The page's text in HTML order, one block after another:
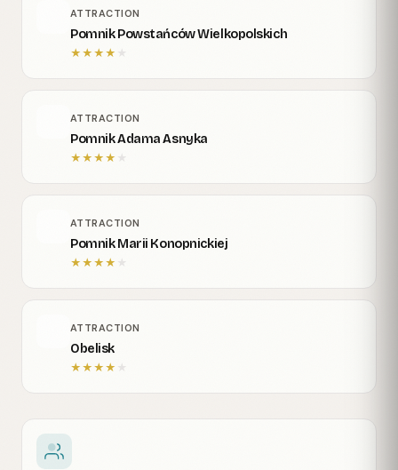
ATTRACTION
Pomnik Powstańców Wielkopolskich
★★★★ ★
ATTRACTION
Pomnik Adama Asnyka
★★★★ ★
ATTRACTION
Pomnik Marii Konopnickiej
★★★★ ★
ATTRACTION
Obelisk
★★★★ ★